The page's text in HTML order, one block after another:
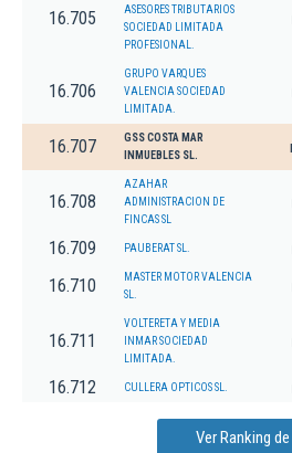
16.705
ASESORES TRIBUTARIOS
SOCIEDAD LIMITADA
PROFESIONAL.
16.706
GRUPO VARQUES
VALENCIA SOCIEDAD
LIMITADA.
16.707
GSS COSTA MAR
INMUEBLES SL.
16.708
AZAHAR
ADMINISTRACION DE
FINCAS SL
16.709 PAUBERAT SL.
16.710
MASTER MOTOR VALENCIA
SL.
16.711
VOLTERETA Y MEDIA
INMAR SOCIEDAD
LIMITADA.
16.712 CULLERA OPTICOS SL.
Ver Ranking